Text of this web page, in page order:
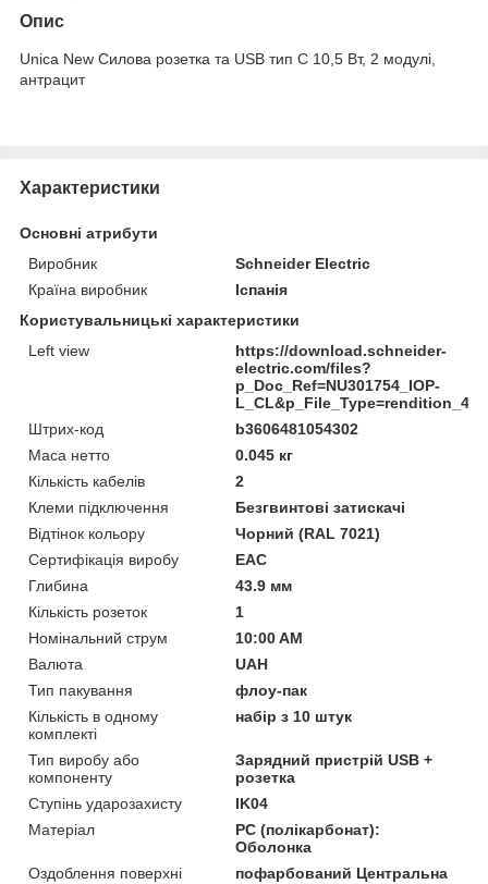
Опис
Unica New Силова розетка та USB тип С 10,5 Вт, 2 модулі,
антрацит
Характеристики
Основні атрибути
Виробник
Schneider Electric
Країна виробник
Іспанія
Користувальницькі характеристики
Left view
https://download.schneider-
electric.com/files?
p_Doc_Ref=NU301754_IOP-
Штрих-код
b3606481054302
Маса нетто
0.045 кг
Кількість кабелів
2
Клеми підключення
Безгвинтові затискачі
Відтінок кольору
Чорний (RAL 7021)
Сертифікація виробу
EAC
Глибина
43.9 мм
Кількість розеток
1
Номінальний струм
10:00 AM
Валюта
UAH
Тип пакування
флоу-пак
Кількість в одному
комплекті
набір з 10 штук
Тип виробу або
компоненту
Зарядний пристрій USB +
розетка
Ступінь ударозахисту
IK04
Матеріал
PC (полікарбонат):
Оболонка
Оздоблення поверхні
пофарбований Центральна